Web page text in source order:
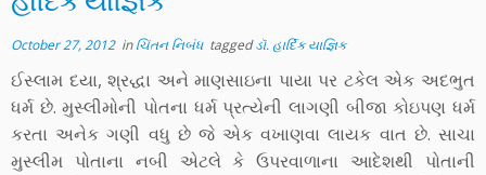
October 27, 2012inચિંતન નિબંધ taggedડૉ. હાર્દિક યાજ્ઞિક
ઈસ્લામ દયા, શ્રદ્ધા અને માણસાઇના પાયા પર ટકેલ એક અદભુત
ધર્મ છે. મુસ્લીમોની પોતના ધર્મ પ્રત્યેની લાગણી બીજા કોઇપણ ધર્મ
કરતા અનેક ગણી વધુ છે જે એક વખાણવા લાયક વાત છે. સાચા
મુસ્લીમ પોતાના નબી એટલે કે ઉપરવાળાના આદેશથી પોતાની